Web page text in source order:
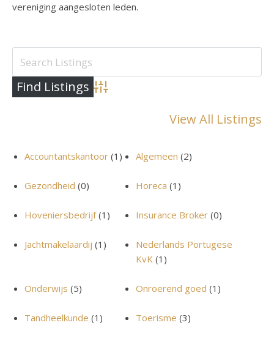
vereniging aangesloten leden.
Advanced Search
View All Listings
Accountantskantoor (1) Algemeen (2)
Gezondheid (0) Horeca (1)
Hoveniersbedrijf(1) Insurance Broker (0)
Jachtmakelaardij (1)
Nederlands Portugese
KvK (1)
Onderwijs (5) Onroerend goed (1)
Tandheelkunde (1) Toerisme (3)